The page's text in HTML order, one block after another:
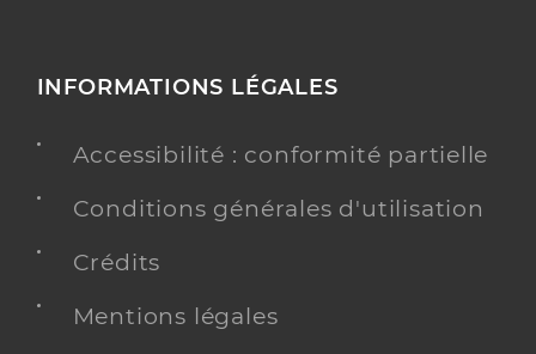
INFORMATIONS LÉGALES
Accessibilité : conformité partielle
Conditions générales d'utilisation
Crédits
Mentions légales